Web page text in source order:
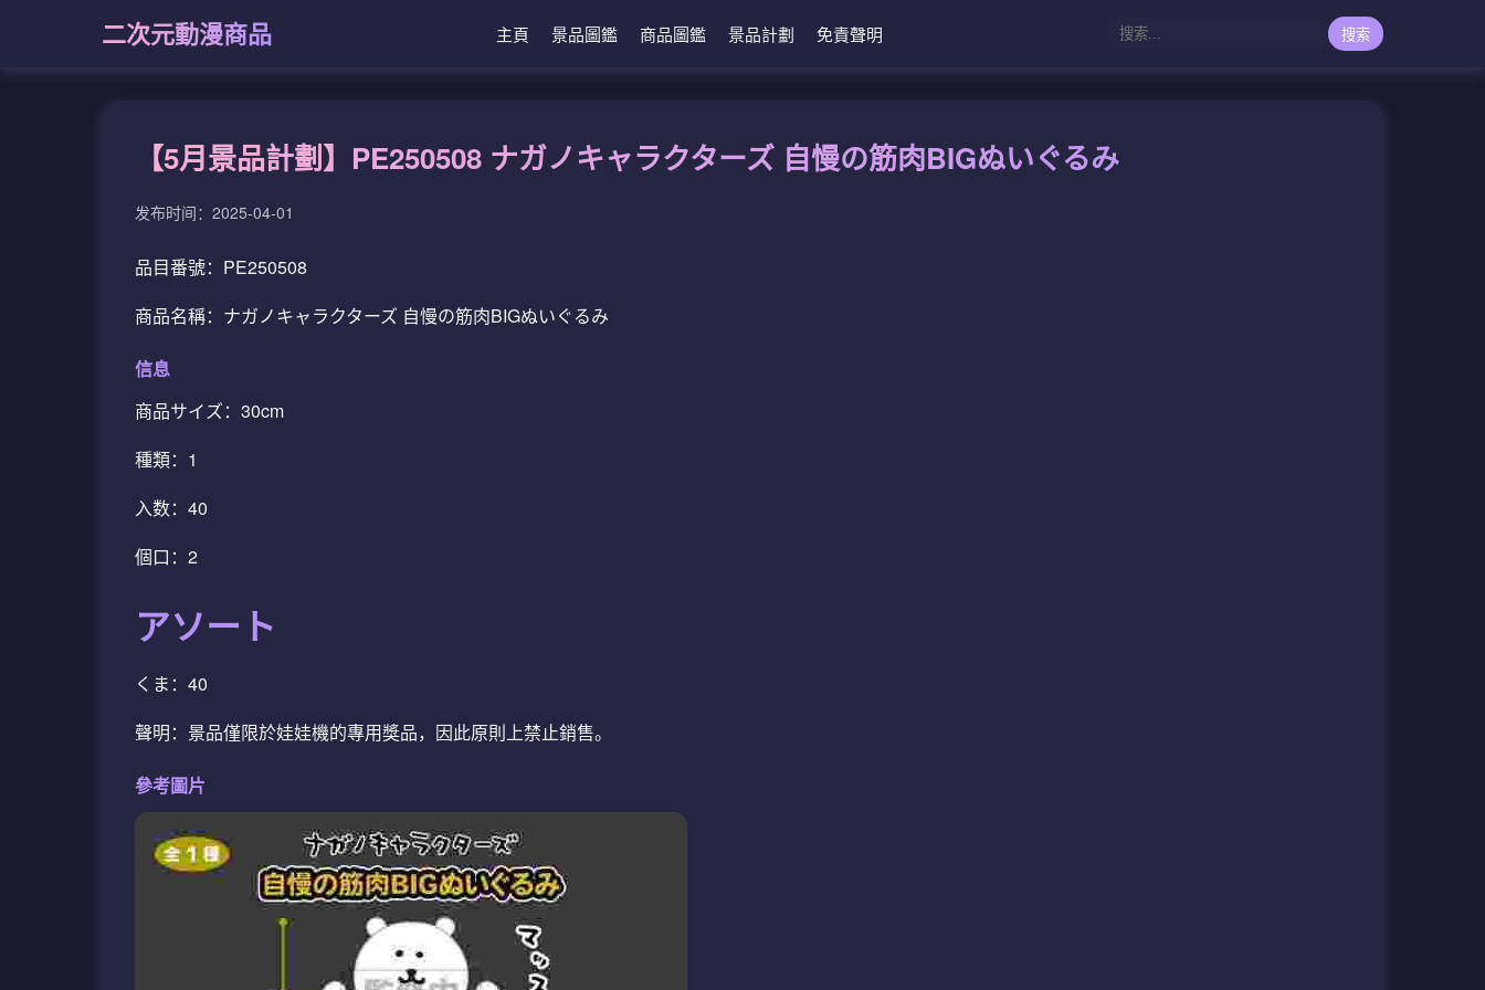
二次元動漫商品 主頁 景品圖鑑 商品圖鑑 景品計劃 免責聲明 搜索
【5月景品計劃】PE250508 ナガノキャラクターズ 自慢の筋肉BIGぬいぐるみ
发布时间：2025-04-01
品目番號：PE250508
商品名稱：ナガノキャラクターズ 自慢の筋肉BIGぬいぐるみ
信息
商品サイズ：30cm
種類：1
入数：40
個口：2
アソート
くま：40
聲明：景品僅限於娃娃機的專用獎品，因此原則上禁止銷售。
參考圖片